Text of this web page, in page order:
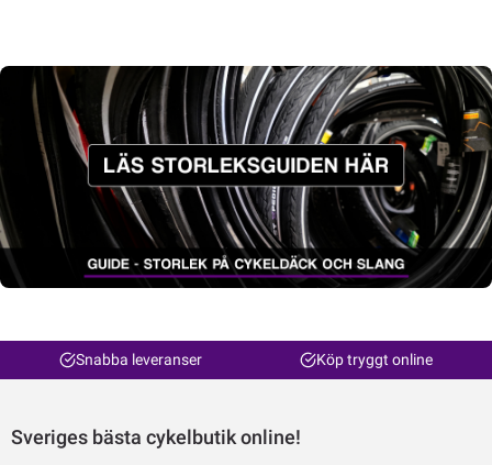
Snabba leveranser Köp tryggt online
Sveriges bästa cykelbutik online!